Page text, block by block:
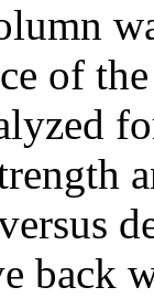
of
back